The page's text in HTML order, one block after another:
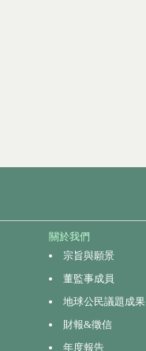
關於我們
宗旨與願景
董監事成員
地球公民議題成果
財報&徵信
年度報告